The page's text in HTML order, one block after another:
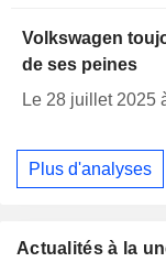
Volkswagen
de ses peines
Le 28 juillet 2025
Plus d'analyses
Actualités à la